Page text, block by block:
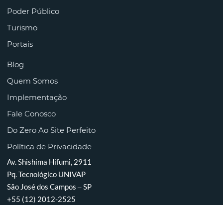
Poder Público
Turismo
Portais
Blog
Quem Somos
Implementação
Fale Conosco
Do Zero Ao Site Perfeito
Política de Privacidade
Av. Shishima Hifumi, 2911
Pq. Tecnológico UNIVAP
São José dos Campos – SP
+55 (12) 2012-2525